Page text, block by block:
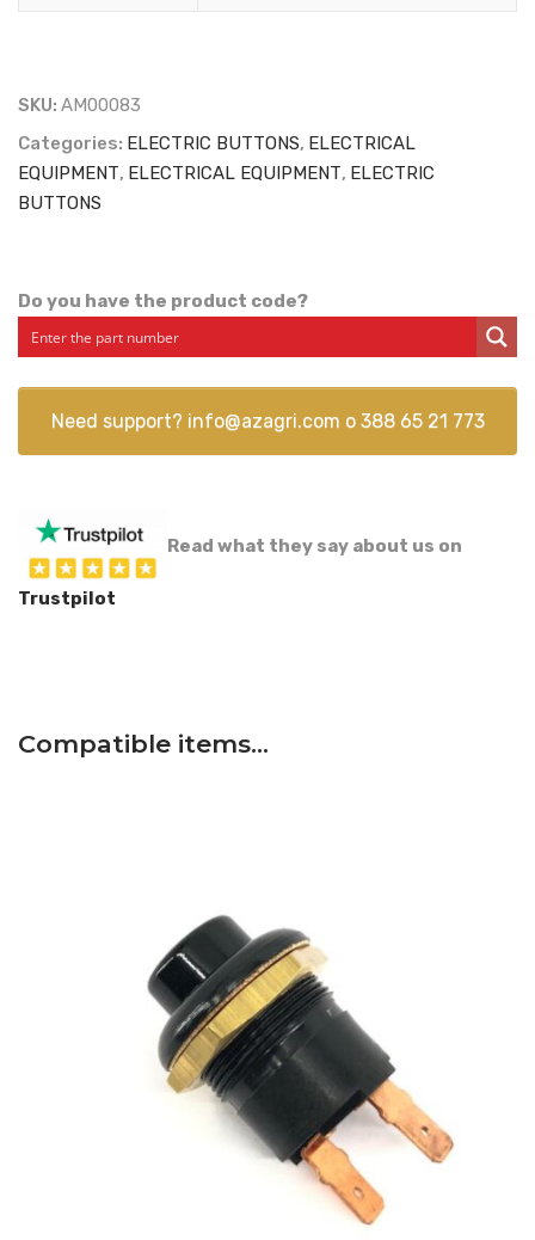
SKU: AM00083
Categories: ELECTRIC BUTTONS, ELECTRICAL
EQUIPMENT, ELECTRICAL EQUIPMENT, ELECTRIC
BUTTONS
Do you have the product code?
Need support? info@azagri.com o 388 65 21 773
Read what they say about us on
Trustpilot
Compatible items…